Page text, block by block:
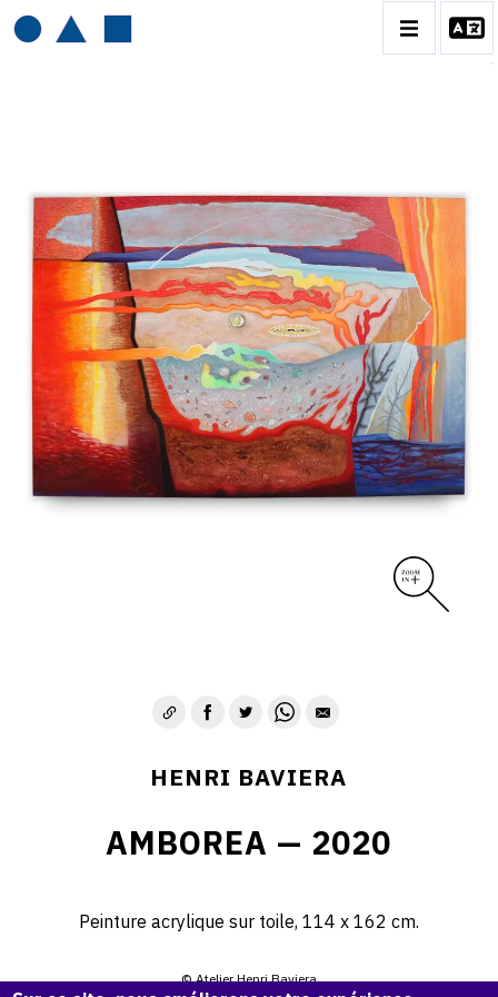
HENRI BAVIERA
BIOGRAPHIE
CATALOGUE DES OEUVRES
TOME 1: PEINTURES ET RELIEFS
TOME 2 : GRAVURES
CONTACT
HENRI BAVIERA
AMBOREA — 2020
Peinture acrylique sur toile, 114 x 162 cm.
© Atelier Henri Baviera